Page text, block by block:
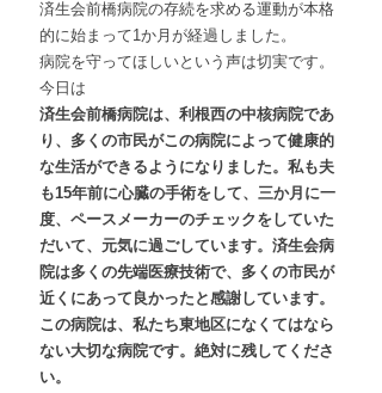
済生会前橋病院の存続を求める運動が本格
的に始まって1か月が経過しました。
病院を守ってほしいという声は切実です。
今日は
済生会前橋病院は、利根西の中核病院であ
り、多くの市民がこの病院によって健康的
な生活ができるようになりました。私も夫
も15年前に心臓の手術をして、三か月に一
度、ペースメーカーのチェックをしていた
だいて、元気に過ごしています。済生会病
院は多くの先端医療技術で、多くの市民が
近くにあって良かったと感謝しています。
この病院は、私たち東地区になくてはなら
ない大切な病院です。絶対に残してくださ
い。